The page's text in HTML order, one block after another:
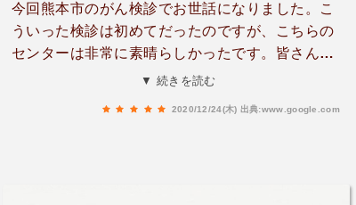
今回熊本市のがん検診でお世話になりました。こ
ういった検診は初めてだったのですが、こちらの
センターは非常に素晴らしかったです。皆さん親
切丁寧で、どの検査もとにかくスムーズで、来院
▼ 続きを読む
2020/12/24(木) 出典:www.google.com